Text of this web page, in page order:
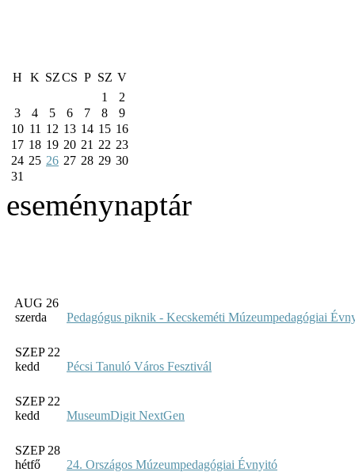
H K SZCS P SZ V
1
2
3
4 5 6 7 8
9
10 11 12 13 14 15 16
17 18 19 20 21 22 23
24 25 26 27 28 29 30
31
eseménynaptár
AUG 26
szerda
Pedagógus piknik - Kecskeméti Múzeumpedagógiai
SZEP 22
kedd
Pécsi Tanuló Város Fesztivál
SZEP 22
kedd
MuseumDigit NextGen
SZEP 28
hétfő
24. Országos Múzeumpedagógiai Évnyitó